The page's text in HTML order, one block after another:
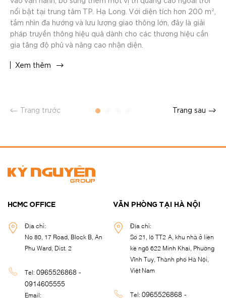
nổi bật tại trung tâm TP. Hạ Long. Với diện tích hơn 200 m²,
tầm nhìn đa hướng và lưu lượng giao thông lớn, đây là giải
pháp truyền thông hiệu quả dành cho các thương hiệu cần
gia tăng độ phủ và nâng cao nhận diện.
Xem thêm
Trang sau
Trang trước
HCMC OFFICE
Địa chỉ:
No 80, 17 Road, Block B, An
Phu Ward, Dist. 2
Tel:0965526868 -
0914605555
Email:
VĂN PHÒNG TẠI HÀ NỘI
Địa chỉ:
Số 21, lô TT2-A, khu nhà ở liền
kề ngõ 622 Minh Khai, Phường
Vĩnh Tuy, Thành phố Hà Nội,
Việt Nam
Tel:0965526868 -